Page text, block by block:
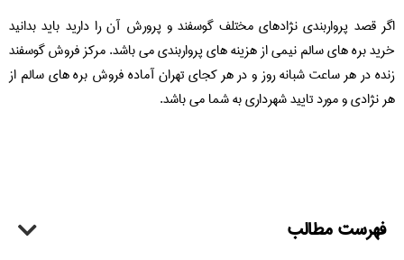
اگر قصد پرواربندی نژادهای مختلف گوسفند و پرورش آن را دارید باید بدانید
خرید بره های سالم نیمی از هزینه های پرواربندی می باشد. مرکز فروش گوسفند
زنده در هر ساعت شبانه روز و در هر کجای تهران آماده فروش بره های سالم از
هر نژادی و مورد تایید شهرداری به شما می باشد.
فهرست مطالب